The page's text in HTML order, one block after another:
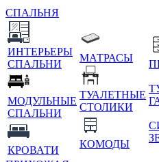
СПАЛЬНЯ
ИНТЕРЬЕРЫ
СПАЛЬНИ
МОДУЛЬНЫЕ
СПАЛЬНИ
КРОВАТИ
МАТРАСЫ
ТУАЛЕТНЫЕ
СТОЛИКИ
КОМОДЫ